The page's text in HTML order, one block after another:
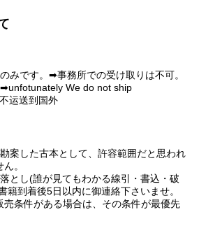
みです。➡事務所での受け取りは不可。
We do not ship
运送到国外
案した古本として、許容範囲だと思われ
。
とし(誰が見てもわかる線引・書込・破
籍到着後5日以内に御連絡下さいませ。
条件がある場合は、その条件が最優先